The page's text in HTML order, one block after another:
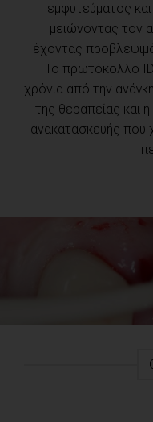
εμφυτεύματος
μειώνοντας τον
έχοντας
Το πρωτόκολλο
χρόνια από την
της θεραπείας και
ανακατασκευής που